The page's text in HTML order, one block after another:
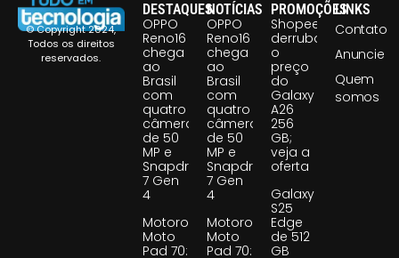
© Copyright 2024,
Todos os direitos
reservados.
DESTAQUES
OPPO
Reno16
chega
ao
Brasil
com
quatro
câmeras
de 50
MP e
Snapdragon
7 Gen
4
Motorola
Moto
Pad 70:
NOTÍCIAS
OPPO
Reno16
chega
ao
Brasil
com
quatro
câmeras
de 50
MP e
Snapdragon
7 Gen
4
Motorola
Moto
Pad 70:
PROMOÇÕES
Shopee
derruba
o
preço
do
Galaxy
A26
256
GB;
veja a
oferta
Galaxy
S25
Edge
de 512
GB
LINKS
Contato
Anuncie
Quem
somos